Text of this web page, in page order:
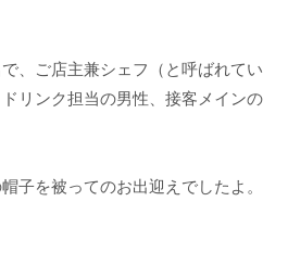
、ご店主兼シェフ（と呼ばれてい
リンク担当の男性、接客メインの
子を被ってのお出迎えでしたよ。